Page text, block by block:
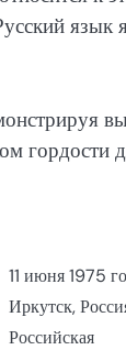
гордости
11 июня 1975
Иркутск,
Российская